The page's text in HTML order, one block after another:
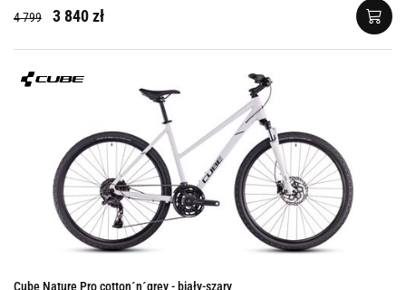
4 799 3 840 zł
Cube Nature Pro cotton´n´grey - biały-szary